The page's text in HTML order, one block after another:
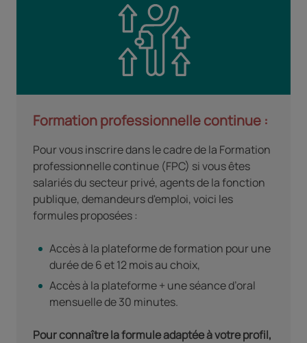
Formation professionnelle continue :
Pour vous inscrire dans le cadre de la Formation
professionnelle continue (FPC) si vous êtes
salariés du secteur privé, agents de la fonction
publique, demandeurs d'emploi, voici les
formules proposées :
Accès à la plateforme de formation pour une
durée de 6 et 12 mois au choix,
Accès à la plateforme + une séance d’oral
mensuelle de 30 minutes.
Pour connaître la formule adaptée à votre profil,